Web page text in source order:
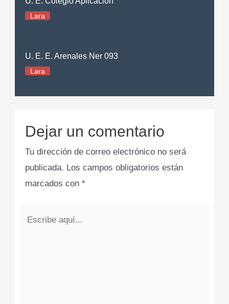
Lara
U. E. E. Arenales Ner 093
Lara
Dejar un comentario
Tu dirección de correo electrónico no será
publicada. Los campos obligatorios están
marcados con*